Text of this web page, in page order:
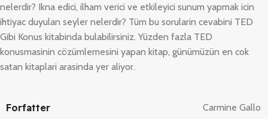
nelerdir? Ikna edici, ilham verici ve etkileyici sunum yapmak icin
ihtiyac duyulan seyler nelerdir? Tüm bu sorularin cevabini TED
Gibi Konus kitabinda bulabilirsiniz. Yüzden fazla TED
konusmasinin cözümlemesini yapan kitap, günümüzün en cok
satan kitaplari arasinda yer aliyor.
Forfatter Carmine Gallo